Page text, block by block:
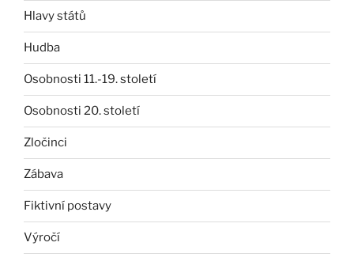
Hlavy států
Hudba
Osobnosti 11.-19. století
Osobnosti 20. století
Zločinci
Zábava
Fiktivní postavy
Výročí